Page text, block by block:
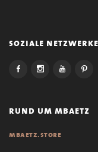
soziale netzwerke
rund um mbaetz
mbaetz.store